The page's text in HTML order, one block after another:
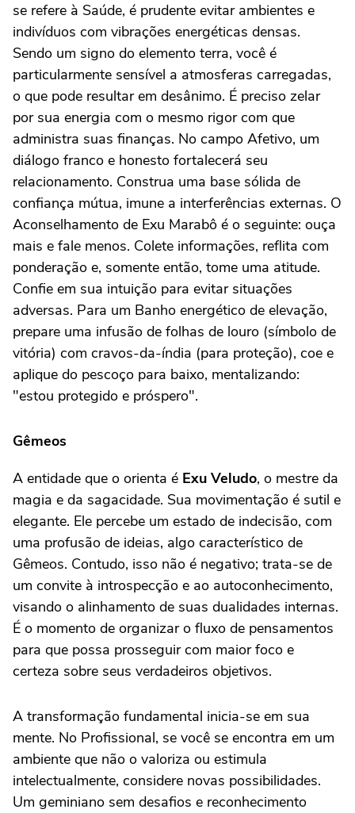
se refere à Saúde, é prudente evitar ambientes e
indivíduos com vibrações energéticas densas.
Sendo um signo do elemento terra, você é
particularmente sensível a atmosferas carregadas,
o que pode resultar em desânimo. É preciso zelar
por sua energia com o mesmo rigor com que
administra suas finanças. No campo Afetivo, um
diálogo franco e honesto fortalecerá seu
relacionamento. Construa uma base sólida de
confiança mútua, imune a interferências externas. O
Aconselhamento de Exu Marabô é o seguinte: ouça
mais e fale menos. Colete informações, reflita com
ponderação e, somente então, tome uma atitude.
Confie em sua intuição para evitar situações
adversas. Para um Banho energético de elevação,
prepare uma infusão de folhas de louro (símbolo de
vitória) com cravos-da-índia (para proteção), coe e
aplique do pescoço para baixo, mentalizando:
"estou protegido e próspero".
Gêmeos
A entidade que o orienta é Exu Veludo, o mestre da
magia e da sagacidade. Sua movimentação é sutil e
elegante. Ele percebe um estado de indecisão, com
uma profusão de ideias, algo característico de
Gêmeos. Contudo, isso não é negativo; trata-se de
um convite à introspecção e ao autoconhecimento,
visando o alinhamento de suas dualidades internas.
É o momento de organizar o fluxo de pensamentos
para que possa prosseguir com maior foco e
certeza sobre seus verdadeiros objetivos.
A transformação fundamental inicia-se em sua
mente. No Profissional, se você se encontra em um
ambiente que não o valoriza ou estimula
intelectualmente, considere novas possibilidades.
Um geminiano sem desafios e reconhecimento